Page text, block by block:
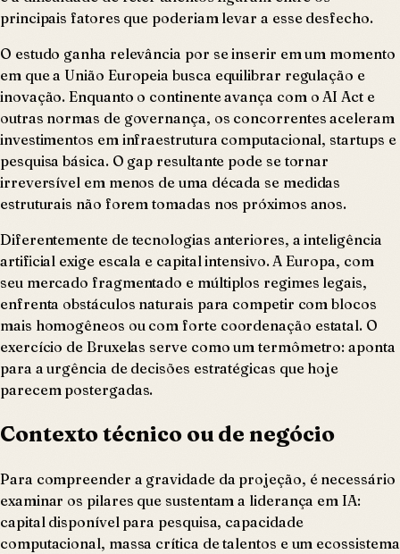
principais fatores que poderiam levar a esse desfecho.
O estudo ganha relevância por se inserir em um momento
em que a União Europeia busca equilibrar regulação e
inovação. Enquanto o continente avança com o AI Act e
outras normas de governança, os concorrentes aceleram
investimentos em infraestrutura computacional, startups e
pesquisa básica. O gap resultante pode se tornar
irreversível em menos de uma década se medidas
estruturais não forem tomadas nos próximos anos.
Diferentemente de tecnologias anteriores, a inteligência
artificial exige escala e capital intensivo. A Europa, com
seu mercado fragmentado e múltiplos regimes legais,
enfrenta obstáculos naturais para competir com blocos
mais homogêneos ou com forte coordenação estatal. O
exercício de Bruxelas serve como um termômetro: aponta
para a urgência de decisões estratégicas que hoje
parecem postergadas.
Contexto técnico ou de negócio
Para compreender a gravidade da projeção, é necessário
examinar os pilares que sustentam a liderança em IA:
capital disponível para pesquisa, capacidade
computacional, massa crítica de talentos e um ecossistema